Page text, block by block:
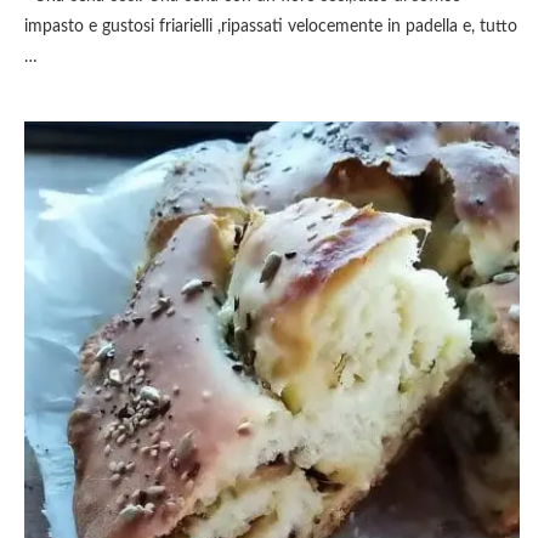
impasto e gustosi friarielli ,ripassati velocemente in padella e, tutto
…